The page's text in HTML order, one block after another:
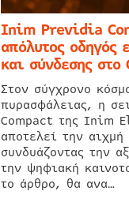
Inim Previdia
απόλυτος οδηγός
και σύνδεσης στο
Στον σύγχρονο
πυρασφάλειας, η
Compact της Inim
αποτελεί την
συνδυάζοντας την
την ψηφιακή
το άρθρο, θα ανα…